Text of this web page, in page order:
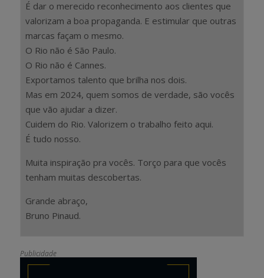
É dar o merecido reconhecimento aos clientes que
valorizam a boa propaganda. E estimular que outras
marcas façam o mesmo.
O Rio não é São Paulo.
O Rio não é Cannes.
Exportamos talento que brilha nos dois.
Mas em 2024, quem somos de verdade, são vocês
que vão ajudar a dizer.
Cuidem do Rio. Valorizem o trabalho feito aqui.
É tudo nosso.
Muita inspiração pra vocês. Torço para que vocês
tenham muitas descobertas.
Grande abraço,
Bruno Pinaud.
Publicidade